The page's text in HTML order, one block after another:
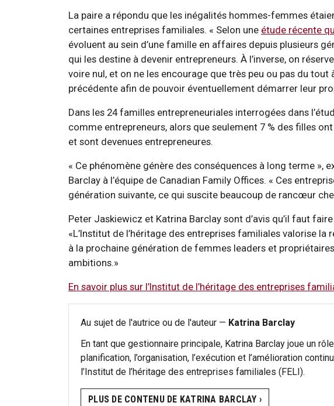
La paire a répondu que les inégalités hommes-femmes
certaines entreprises familiales. « Selon une étude récente
évoluent au sein d’une famille en affaires depuis plusieurs
qui les destine à devenir entrepreneurs. À l’inverse, on
voire nul, et on ne les encourage que très peu ou pas du
précédente afin de pouvoir éventuellement démarrer leur
Dans les 24 familles entrepreneuriales interrogées dans
comme entrepreneurs, alors que seulement 7 % des filles
et sont devenues entrepreneures.
« Ce phénomène génère des conséquences à long terme »,
Barclay à l’équipe de Canadian Family Offices. « Ces
génération suivante, ce qui suscite beaucoup de rancœur
Peter Jaskiewicz et Katrina Barclay sont d’avis qu’il faut
«L’Institut de l’héritage des entreprises familiales valorise
à la prochaine génération de femmes leaders et
ambitions.»
En savoir plus sur l’Institut de l’héritage des entreprises
Au sujet de l'autrice ou de l'auteur — Katrina Barclay
En tant que gestionnaire principale, Katrina Barclay joue un
planification, l’organisation, l’exécution et l’amélioration
l’Institut de l’héritage des entreprises familiales (FELI).
PLUS DE CONTENU DE KATRINA BARCLAY ›